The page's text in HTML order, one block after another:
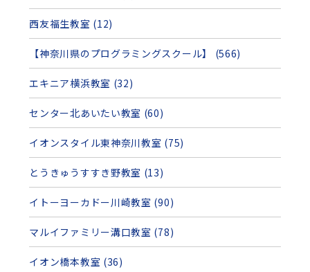
西友福生教室 (12)
【神奈川県のプログラミングスクール】 (566)
エキニア横浜教室 (32)
センター北あいたい教室 (60)
イオンスタイル東神奈川教室 (75)
とうきゅうすすき野教室 (13)
イトーヨーカドー川崎教室 (90)
マルイファミリー溝口教室 (78)
イオン橋本教室 (36)